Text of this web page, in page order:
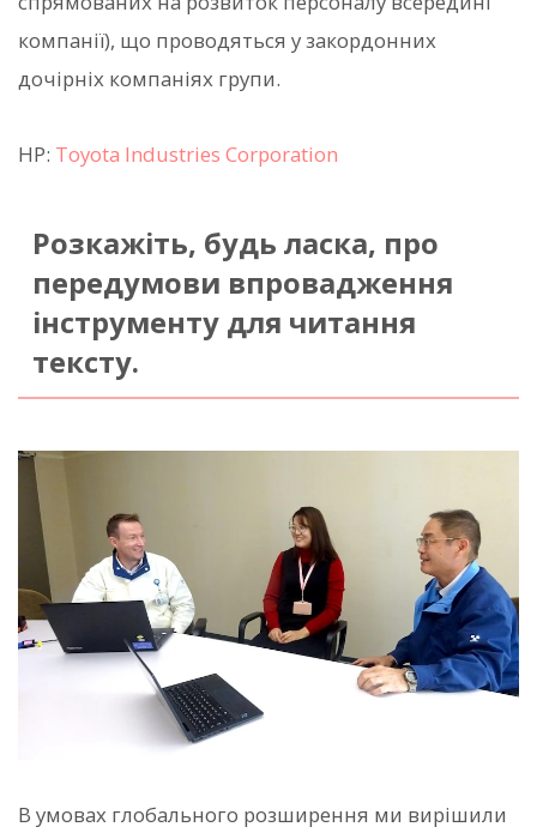
компанії), що проводяться у закордонних
дочірніх компаніях групи.
HP: Toyota Industries Corporation
Розкажіть, будь ласка, про
передумови впровадження
інструменту для читання
тексту.
В умовах глобального розширення ми вирішили